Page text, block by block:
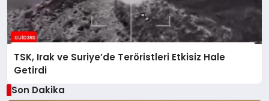
TSK, Irak ve Suriye’de Teröristleri Etkisiz Hale
Getirdi
Son Dakika